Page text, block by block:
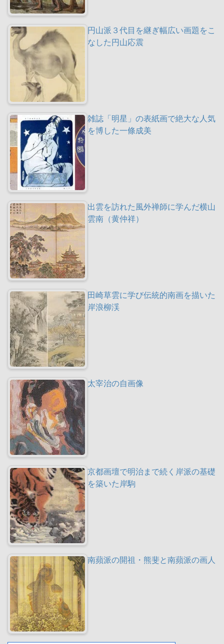
円山派３代目を継ぎ幅広い画題をこ
なした円山応震
雑誌「明星」の表紙画で絶大な人気
を博した一條成美
出雲を訪れた風外禅師に学んだ横山
雲南（黄仲祥）
田崎草雲に学び伝統的南画を描いた
岸浪柳渓
太宰治の自画像
京都画壇で明治まで続く岸派の基礎
を築いた岸駒
南蘋派の開祖・熊斐と南蘋派の画人